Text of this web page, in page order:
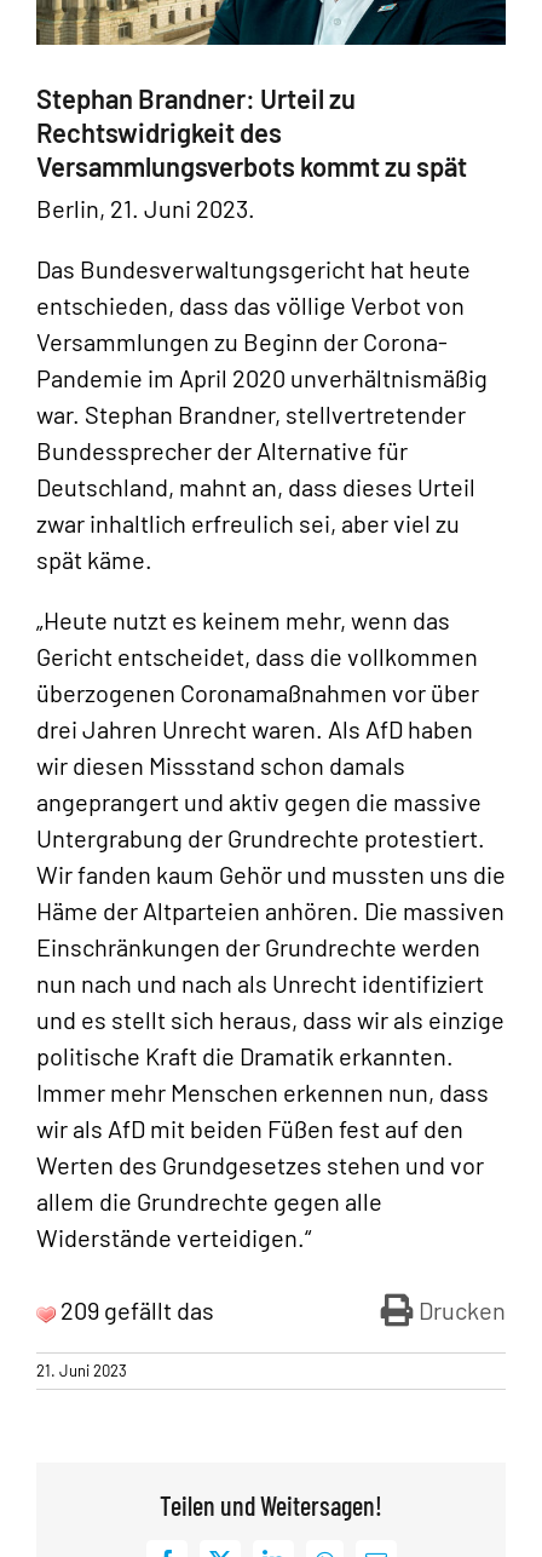
Stephan Brandner: Urteil zu
Rechtswidrigkeit des
Versammlungsverbots kommt zu spät
Berlin, 21. Juni 2023.
Das Bundesverwaltungsgericht hat heute
entschieden, dass das völlige Verbot von
Versammlungen zu Beginn der Corona-
Pandemie im April 2020 unverhältnismäßig
war. Stephan Brandner, stellvertretender
Bundessprecher der Alternative für
Deutschland, mahnt an, dass dieses Urteil
zwar inhaltlich erfreulich sei, aber viel zu
spät käme.
„Heute nutzt es keinem mehr, wenn das
Gericht entscheidet, dass die vollkommen
überzogenen Coronamaßnahmen vor über
drei Jahren Unrecht waren. Als AfD haben
wir diesen Missstand schon damals
angeprangert und aktiv gegen die massive
Untergrabung der Grundrechte protestiert.
Wir fanden kaum Gehör und mussten uns die
Häme der Altparteien anhören. Die massiven
Einschränkungen der Grundrechte werden
nun nach und nach als Unrecht identifiziert
und es stellt sich heraus, dass wir als einzige
politische Kraft die Dramatik erkannten.
Immer mehr Menschen erkennen nun, dass
wir als AfD mit beiden Füßen fest auf den
Werten des Grundgesetzes stehen und vor
allem die Grundrechte gegen alle
Widerstände verteidigen.“
Drucken
209 gefällt das
21. Juni 2023
Teilen und Weitersagen!